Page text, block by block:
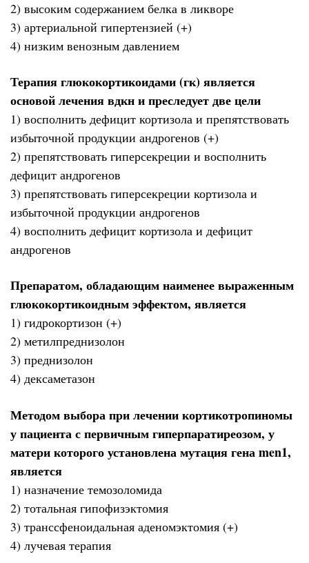
2) высоким содержанием белка в ликворе
3) артериальной гипертензией (+)
4) низким венозным давлением
Терапия глюкокортикоидами (гк) является
основой лечения вдкн и преследует две цели
1) восполнить дефицит кортизола и препятствовать
избыточной продукции андрогенов (+)
2) препятствовать гиперсекреции и восполнить
дефицит андрогенов
3) препятствовать гиперсекреции кортизола и
избыточной продукции андрогенов
4) восполнить дефицит кортизола и дефицит
андрогенов
Препаратом, обладающим наименее выраженным
глюкокортикоидным эффектом, является
1) гидрокортизон (+)
2) метилпреднизолон
3) преднизолон
4) дексаметазон
Методом выбора при лечении кортикотропиномы
у пациента с первичным гиперпаратиреозом, у
матери которого установлена мутация гена men1,
является
1) назначение темозоломида
2) тотальная гипофизэктомия
3) транссфеноидальная аденомэктомия (+)
4) лучевая терапия